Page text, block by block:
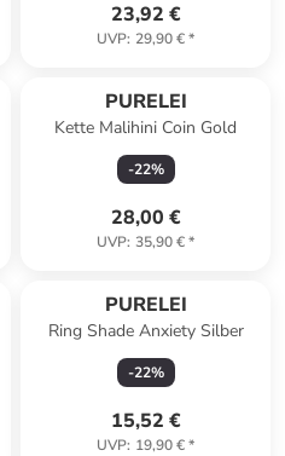
23,92 €
UVP: 29,90 €*
PURELEI
Kette Malihini Coin Gold
-22%
28,00 €
UVP: 35,90 €*
PURELEI
Ring Shade Anxiety Silber
-22%
15,52 €
UVP: 19,90 €*